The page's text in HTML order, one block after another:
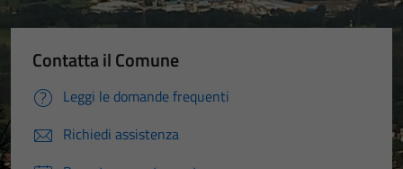
Contatta il Comune
Leggi le domande frequenti
Richiedi assistenza